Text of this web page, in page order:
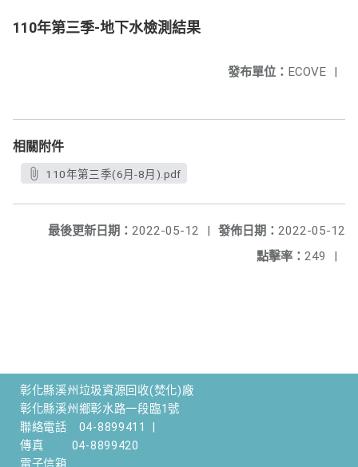
110年第三季-地下水檢測結果
發布單位： ECOVE |
相關附件
110年第三季(6月-8月).pdf
發佈日期： 2022-05-12
最後更新日期： 2022-05-12
|
點擊率： 249 |
彰化縣溪州垃圾資源回收(焚化)廠
彰化縣溪州鄉彰水路一段臨1號
聯絡電話
04-8899411
傳真
04-8899420
電子信箱